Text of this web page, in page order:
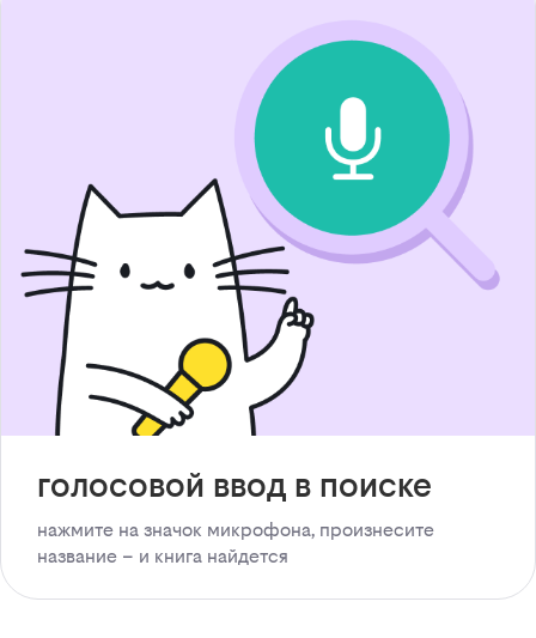
голосовой ввод в поиске
нажмите на значок микрофона, произнесите
название – и книга найдется